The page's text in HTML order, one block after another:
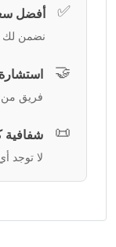
✅ أفضل
نضمن لك
🤝
فريق من
📜 شفافية
لا توجد